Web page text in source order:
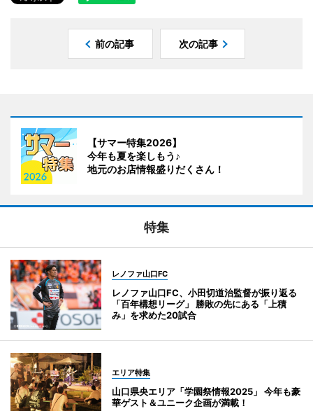
前の記事 次の記事
【サマー特集2026】
今年も夏を楽しもう♪
地元のお店情報盛りだくさん！
特集
レノファ山口FC
レノファ山口FC、小田切道治監督が振り返る
「百年構想リーグ」 勝敗の先にある「上積
み」を求めた20試合
エリア特集
山口県央エリア「学園祭情報2025」 今年も豪
華ゲスト＆ユニーク企画が満載！